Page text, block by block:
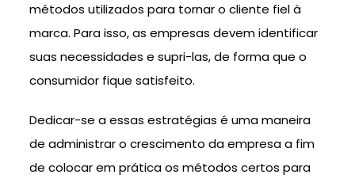
métodos utilizados para tornar o cliente fiel à
marca. Para isso, as empresas devem identificar
suas necessidades e supri-las, de forma que o
consumidor fique satisfeito.
Dedicar-se a essas estratégias é uma maneira
de administrar o crescimento da empresa a fim
de colocar em prática os métodos certos para